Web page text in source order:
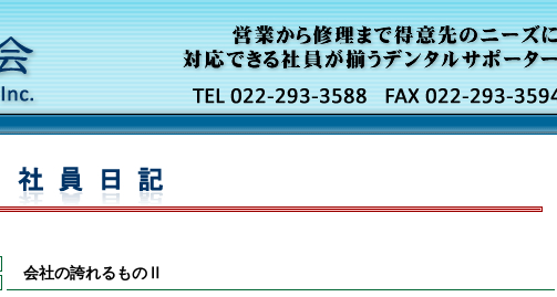
会社の誇れるものⅡ